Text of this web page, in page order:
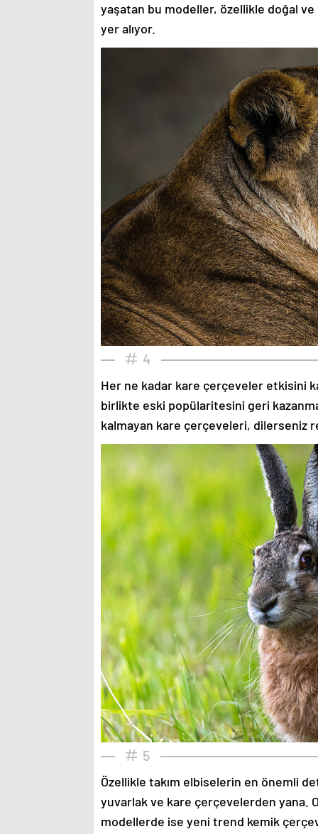
yaşatan bu modeller, özellikle doğal
yer alıyor.
4
Her ne kadar kare çerçeveler etkisini
birlikte eski popülaritesini geri
kalmayan kare çerçeveleri, dilerseniz
5
Özellikle takım elbiselerin en önemli
yuvarlak ve kare çerçevelerden yana.
modellerde ise yeni trend kemik